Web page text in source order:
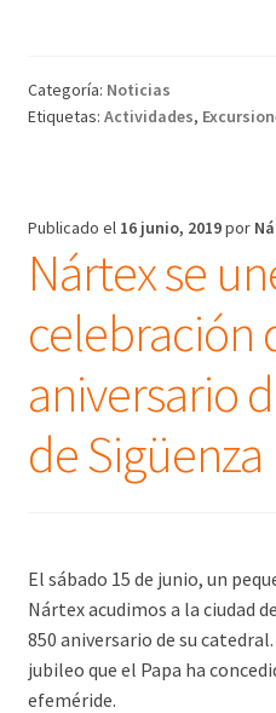
Categoría: Noticias
Etiquetas: Actividades,
Publicado el 16 junio, 2019por
Nártex se
celebración
aniversario
de Sigüenza
El sábado 15 de junio, un
Nártex acudimos a la ciudad
850 aniversario de su
jubileo que el Papa ha
efeméride.